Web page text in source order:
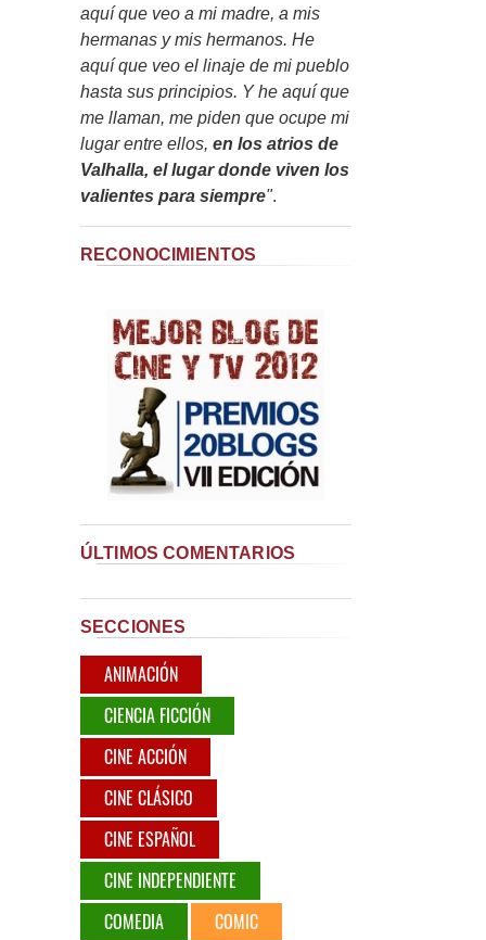
aquí que veo a mi madre, a mis
hermanas y mis hermanos. He
aquí que veo el linaje de mi pueblo
hasta sus principios. Y he aquí que
me llaman, me piden que ocupe mi
lugar entre ellos, en los atrios de
Valhalla, el lugar donde viven los
valientes para siempre".
RECONOCIMIENTOS
ÚLTIMOS COMENTARIOS
SECCIONES
ANIMACIÓN
CIENCIA FICCIÓN
CINE ACCIÓN
CINE CLÁSICO
CINE ESPAÑOL
CINE INDEPENDIENTE
COMEDIA
COMIC